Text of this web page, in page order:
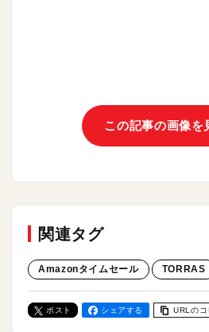
この記事の画像を
関連タグ
Amazonタイムセール TORRAS
ポスト シェアする URLのコ